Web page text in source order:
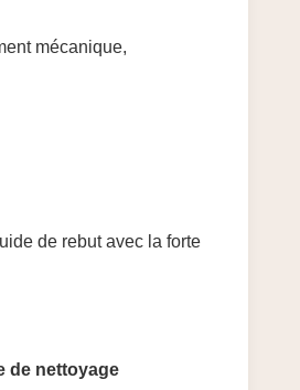
mécanique,
de rebut avec la forte
de nettoyage